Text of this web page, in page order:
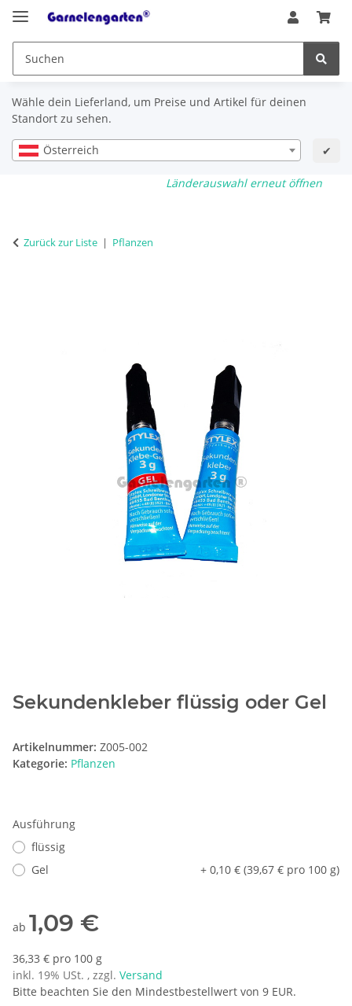
Wähle dein Lieferland, um Preise und Artikel für deinen
Standort zu sehen.
Österreich ✔
Länderauswahl erneut öffnen
Zurück zur Liste Pflanzen
Sekundenkleber flüssig oder Gel
Artikelnummer: Z005-002
Kategorie: Pflanzen
Ausführung
flüssig
Gel
+ 0,10 € (39,67 € pro 100 g)
ab 1,09 €
36,33 € pro 100 g
inkl. 19% USt. , zzgl. Versand
Bitte beachten Sie den Mindestbestellwert von 9 EUR.